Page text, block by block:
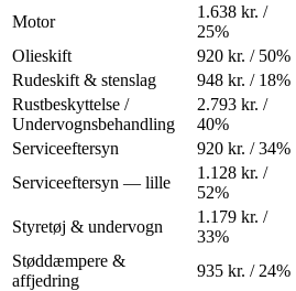
Motor
1.638 kr. /
25%
Olieskift 920 kr. / 50%
Rudeskift & stenslag 948 kr. / 18%
Rustbeskyttelse /
Undervognsbehandling
2.793 kr. /
40%
Serviceeftersyn 920 kr. / 34%
Serviceeftersyn — lille
1.128 kr. /
52%
Styretøj & undervogn
1.179 kr. /
33%
Støddæmpere &
affjedring
935 kr. / 24%